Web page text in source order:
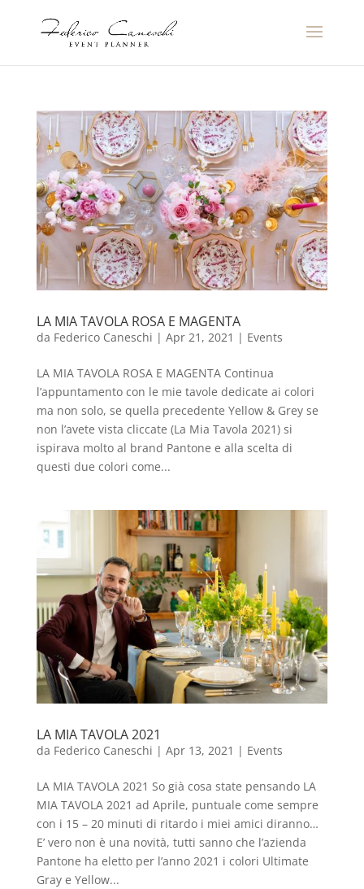
LA MIA TAVOLA ROSA E MAGENTA
da Federico Caneschi | Apr 21, 2021 | Events
LA MIA TAVOLA ROSA E MAGENTA Continua
l’appuntamento con le mie tavole dedicate ai colori
ma non solo, se quella precedente Yellow & Grey se
non l’avete vista cliccate (La Mia Tavola 2021) si
ispirava molto al brand Pantone e alla scelta di
questi due colori come...
LA MIA TAVOLA 2021
da Federico Caneschi | Apr 13, 2021 | Events
LA MIA TAVOLA 2021 So già cosa state pensando LA
MIA TAVOLA 2021 ad Aprile, puntuale come sempre
con i 15 – 20 minuti di ritardo i miei amici diranno…
E’ vero non è una novità, tutti sanno che l’azienda
Pantone ha eletto per l’anno 2021 i colori Ultimate
Gray e Yellow...